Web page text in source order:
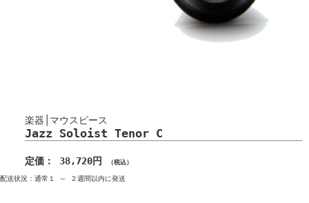
楽器│マウスピース
Jazz Soloist Tenor C
定価： 38,720円 （税込）
配送状況：通常１ ～ ２週間以内に発送